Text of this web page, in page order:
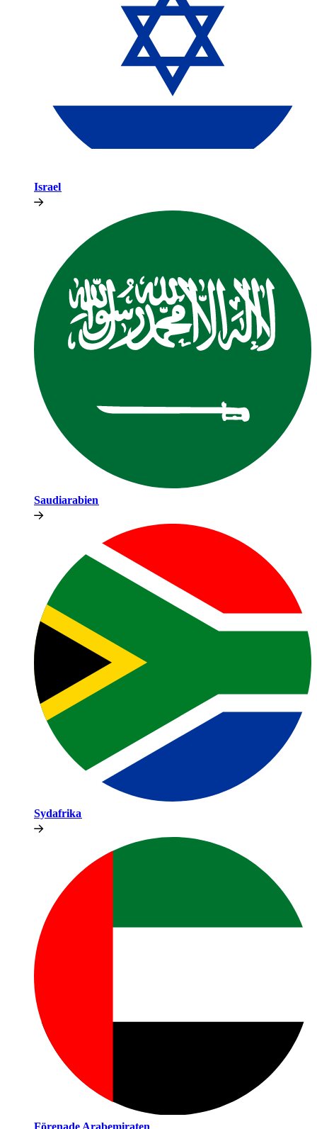
Israel​​
Saudiarabien​​
Sydafrika​​
Förenade Arabemiraten​​